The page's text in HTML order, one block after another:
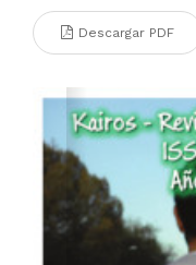
Descargar PDF